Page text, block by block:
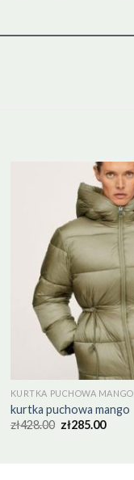
KURTKA PUCHOWA MANGO
kurtka puchowa mango
zł428.00 zł285.00